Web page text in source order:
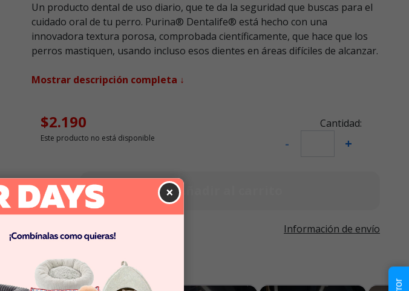
Un producto dental de uso diario, que te da la seguridad que buscas para el
cuidado oral de tu perro. Purina® Dentalife® está hecho con una
innovadora textura porosa, comprobada científicamente, que hace que los
perros mastiquen, usando incluso esos dientes en áreas difíciles de alcanzar.
Mostrar descripción completa ↓
Cantidad:
- +
$2.190
Este producto no está disponible
Añadir al carrito
Información de envío
×